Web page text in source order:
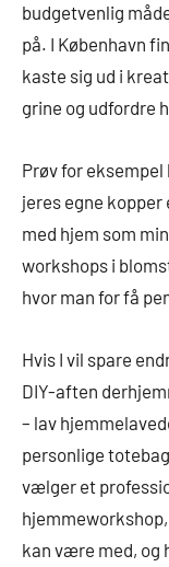
budgetvenlig
på. I København
kaste sig ud i
grine og udfordre
Prøv for
jeres egne
med hjem som
workshops i
hvor man for få
Hvis I vil spare
DIY-aften
– lav
personlige
vælger et
kan være med, og